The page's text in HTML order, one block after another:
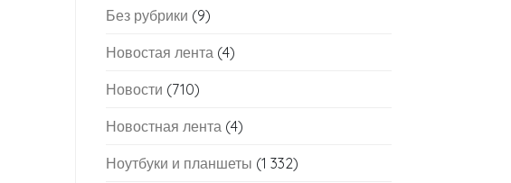
Без рубрики (9)
Новостая лента (4)
Новости (710)
Новостная лента (4)
Ноутбуки и планшеты (1 332)